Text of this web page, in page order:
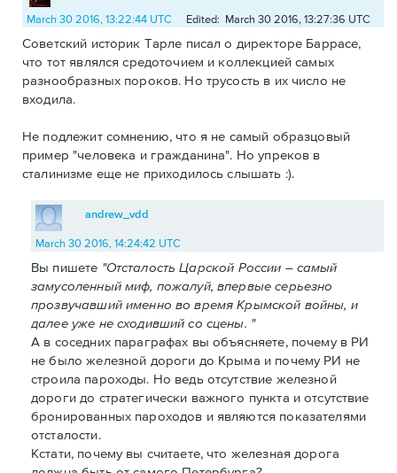
March 30 2016, 13:22:44 UTC Edited: March 30 2016, 13:27:36 UTC
Советский историк Тарле писал о директоре Баррасе,
что тот являлся средоточием и коллекцией самых
разнообразных пороков. Но трусость в их число не
входила.
Не подлежит сомнению, что я не самый образцовый
пример "человека и гражданина". Но упреков в
сталинизме еще не приходилось слышать :).
andrew_vdd
March 30 2016, 14:24:42 UTC
Вы пишете "Отсталость Царской России – самый
замусоленный миф, пожалуй, впервые серьезно
прозвучавший именно во время Крымской войны, и
далее уже не сходивший со сцены. "
А в соседних параграфах вы объясняете, почему в РИ
не было железной дороги до Крыма и почему РИ не
строила пароходы. Но ведь отсутствие железной
дороги до стратегически важного пункта и отсутствие
бронированных пароходов и являются показателями
отсталости.
Кстати, почему вы считаете, что железная дорога